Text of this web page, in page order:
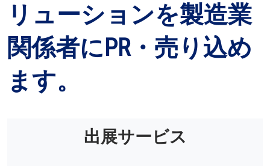
リューションを製造業
関係者にPR・売り込め
ます。
出展サービス